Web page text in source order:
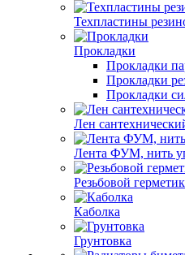
Техпластины
Прокладки
Прокладки
Прокладки
Прокладки
Лен
Лента ФУМ, нить
Резьбовой герметик
Каболка
Грунтовка